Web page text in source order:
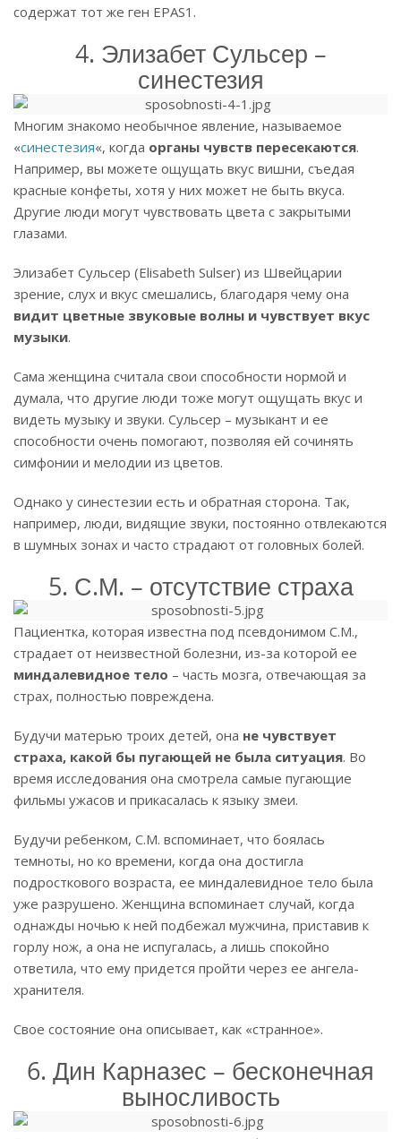
содержат тот же ген EPAS1.
4. Элизабет Сульсер –
синестезия
Многим знакомо необычное явление, называемое
«синестезия«, когда органы чувств пересекаются.
Например, вы можете ощущать вкус вишни, съедая
красные конфеты, хотя у них может не быть вкуса.
Другие люди могут чувствовать цвета с закрытыми
глазами.
Элизабет Сульсер (Elisabeth Sulser) из Швейцарии
зрение, слух и вкус смешались, благодаря чему она
видит цветные звуковые волны и чувствует вкус
музыки.
Сама женщина считала свои способности нормой и
думала, что другие люди тоже могут ощущать вкус и
видеть музыку и звуки. Сульсер – музыкант и ее
способности очень помогают, позволяя ей сочинять
симфонии и мелодии из цветов.
Однако у синестезии есть и обратная сторона. Так,
например, люди, видящие звуки, постоянно отвлекаются
в шумных зонах и часто страдают от головных болей.
5. С.М. – отсутствие страха
Пациентка, которая известна под псевдонимом С.М.,
страдает от неизвестной болезни, из-за которой ее
миндалевидное тело – часть мозга, отвечающая за
страх, полностью повреждена.
Будучи матерью троих детей, она не чувствует
страха, какой бы пугающей не была ситуация. Во
время исследования она смотрела самые пугающие
фильмы ужасов и прикасалась к языку змеи.
Будучи ребенком, С.М. вспоминает, что боялась
темноты, но ко времени, когда она достигла
подросткового возраста, ее миндалевидное тело была
уже разрушено. Женщина вспоминает случай, когда
однажды ночью к ней подбежал мужчина, приставив к
горлу нож, а она не испугалась, а лишь спокойно
ответила, что ему придется пройти через ее ангела-
хранителя.
Свое состояние она описывает, как «странное».
6. Дин Карназес – бесконечная
выносливость